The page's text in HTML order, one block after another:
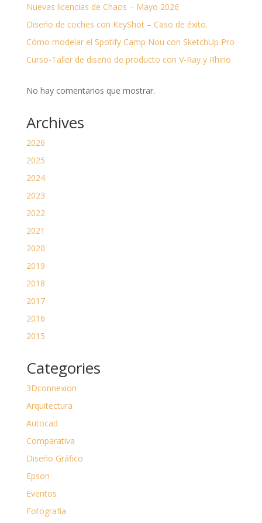
Nuevas licencias de Chaos – Mayo 2026
Diseño de coches con KeyShot – Caso de éxito.
Cómo modelar el Spotify Camp Nou con SketchUp Pro
Curso-Taller de diseño de producto con V-Ray y Rhino
No hay comentarios que mostrar.
Archives
2026
2025
2024
2023
2022
2021
2020
2019
2018
2017
2016
2015
Categories
3Dconnexion
Arquitectura
Autocad
Comparativa
Diseño Gráfico
Epson
Eventos
Fotografía